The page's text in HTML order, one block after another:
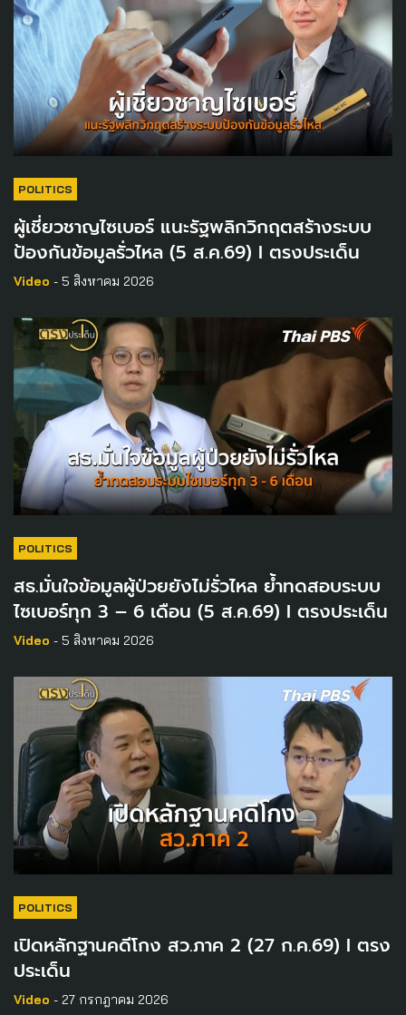
POLITICS
ผู้เชี่ยวชาญไซเบอร์ แนะรัฐพลิกวิกฤตสร้างระบบ
ป้องกันข้อมูลรั่วไหล (5 ส.ค.69) I ตรงประเด็น
Video - 5 สิงหาคม 2026
POLITICS
สธ.มั่นใจข้อมูลผู้ป่วยยังไม่รั่วไหล ย้ำทดสอบระบบ
ไซเบอร์ทุก 3 – 6 เดือน (5 ส.ค.69) I ตรงประเด็น
Video - 5 สิงหาคม 2026
POLITICS
เปิดหลักฐานคดีโกง สว.ภาค 2 (27 ก.ค.69) I ตรง
ประเด็น
Video - 27 กรกฎาคม 2026